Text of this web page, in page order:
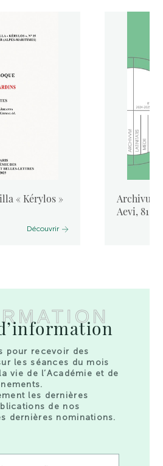
« Kérylos »
Découvrir
Aevi, 81,
pour recevoir des
les séances du mois
vie de l’Académie et de
les dernières
de nos
dernières nominations.